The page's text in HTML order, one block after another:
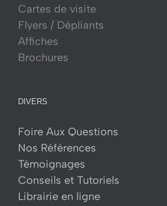
Cartes de visite
Flyers / Dépliants
Affiches
Brochures
DIVERS
Foire Aux Questions
Nos Références
Témoignages
Conseils et Tutoriels
Librairie en ligne